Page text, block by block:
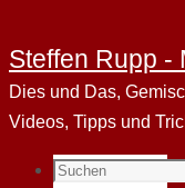
Steffen Rupp -
Dies und Das,
Videos, Tipps und
Suchen